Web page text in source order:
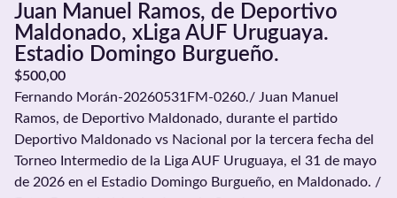
Juan Manuel Ramos, de Deportivo
Maldonado, xLiga AUF Uruguaya.
Estadio Domingo Burgueño.
$500,00
Fernando Morán-20260531FM-0260./ Juan Manuel
Ramos, de Deportivo Maldonado, durante el partido
Deportivo Maldonado vs Nacional por la tercera fecha del
Torneo Intermedio de la Liga AUF Uruguaya, el 31 de mayo
de 2026 en el Estadio Domingo Burgueño, en Maldonado. /